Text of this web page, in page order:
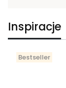
Inspiracje
Bestseller